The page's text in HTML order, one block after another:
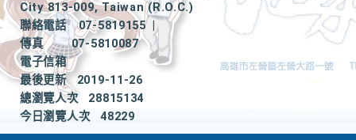
City 813-009, Taiwan (R.O.C.)
聯絡電話
07-5819155
|
傳真
07-5810087
電子信箱
最後更新
2019-11-26
總瀏覽人次
28815134
今日瀏覽人次
48229